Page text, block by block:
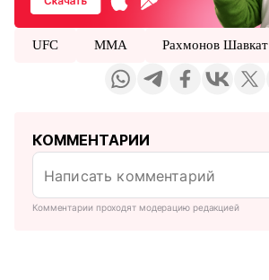
UFC ММА Рахмонов Шавкат
КОММЕНТАРИИ
Комментарии проходят модерацию редакцией